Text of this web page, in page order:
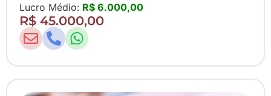
Lucro Médio: R$ 6.000,00
R$ 45.000,00